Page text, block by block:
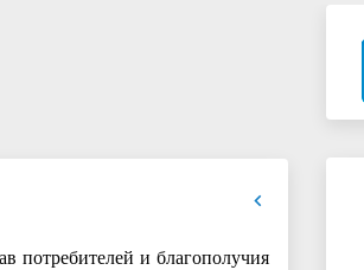
потребителей и благополучия